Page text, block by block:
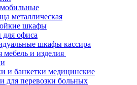
металлическая
шкафы
офиса
шкафы кассира
и изделия
и банкетки медицинские
для перевозки больных